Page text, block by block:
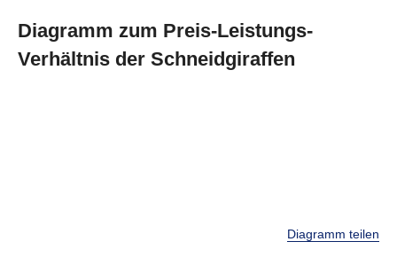
Diagramm zum Preis-Leistungs-
Verhältnis der Schneidgiraffen
Diagramm teilen